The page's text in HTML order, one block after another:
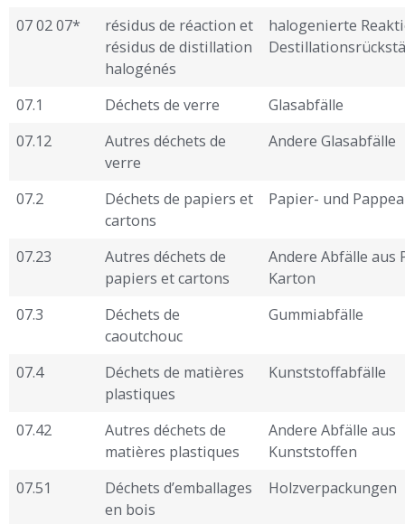
07 02 07*
résidus de réaction et
résidus de distillation
halogénés
halogenierte
07.1 Déchets de verre
Glasabfälle
07.12
Autres déchets de
verre
Andere Glasabfälle
07.2
Déchets de papiers et
cartons
Papier- und
07.23
Autres déchets de
papiers et cartons
Andere Abfälle aus
Karton
07.3
Déchets de
caoutchouc
Gummiabfälle
07.4
Déchets de matières
plastiques
Kunststoffabfälle
07.42
Autres déchets de
matières plastiques
Andere Abfälle aus
Kunststoffen
07.51
Déchets d’emballages
en bois
Holzverpackungen